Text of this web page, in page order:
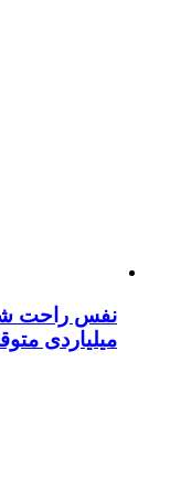
میلیاردی